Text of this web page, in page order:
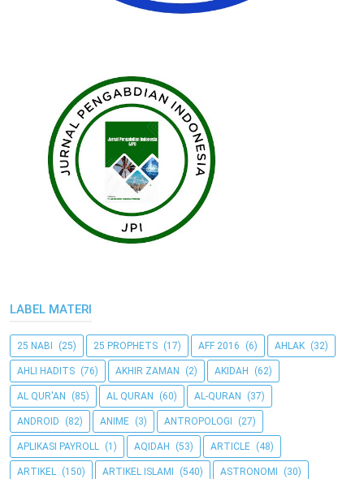
LABEL MATERI
25 NABI (25) 25 PROPHETS (17) AFF 2016 (6) AHLAK (32)
AHLI HADITS (76) AKHIR ZAMAN (2) AKIDAH (62)
AL QUR'AN (85) AL QURAN (60) AL-QURAN (37)
ANDROID (82) ANIME (3) ANTROPOLOGI (27)
APLIKASI PAYROLL (1) AQIDAH (53) ARTICLE (48)
ARTIKEL (150) ARTIKEL ISLAMI (540) ASTRONOMI (30)